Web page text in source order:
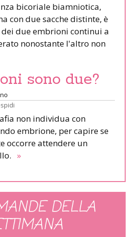
bicoriale biamniotica,
con due sacche distinte, è
due embrioni continui a
nonostante l'altro non
sono due?
non individua con
embrione, per capire se
occorre attendere un
»
DELLA